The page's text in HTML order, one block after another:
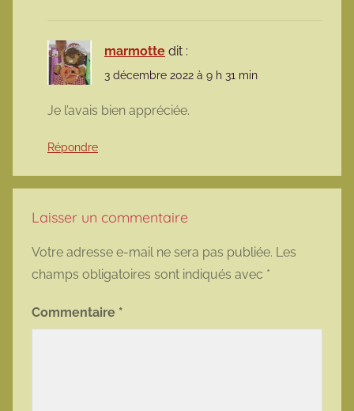
marmotte dit :
3 décembre 2022 à 9 h 31 min
Je l’avais bien appréciée.
Répondre
Laisser un commentaire
Votre adresse e-mail ne sera pas publiée. Les
champs obligatoires sont indiqués avec *
Commentaire *